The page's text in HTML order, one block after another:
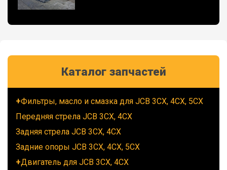
Каталог запчастей
Фильтры, масло и смазка для JCB 3CX, 4CX, 5CX
Передняя стрела JCB 3CX, 4CX
Задняя стрела JCB 3CX, 4CX
Задние опоры JCB 3CX, 4CX, 5CX
Двигатель для JCB 3CX, 4CX